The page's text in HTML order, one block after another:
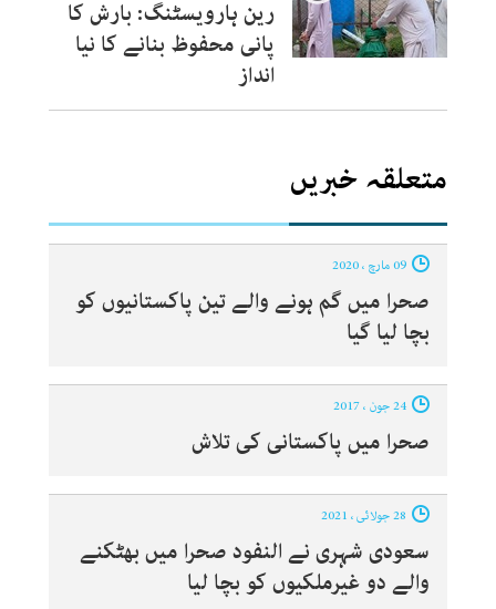
رین ہارویسٹنگ: بارش کا
پانی محفوظ بنانے کا نیا
انداز
متعلقہ خبریں
صحرا میں گم ہونے والے تین پاکستانیوں کو
بچا لیا گیا
صحرا میں پاکستانی کی تلاش
سعودی شہری نے النفود صحرا میں بھٹکنے
والے دو غیرملکیوں کو بچا لیا